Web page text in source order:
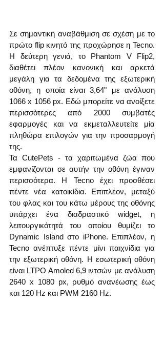
Σε σημαντική αναβάθμιση σε σχέση με το
πρώτο flip κινητό της προχώρησε η Tecno.
Η δεύτερη γενιά, το Phantom V Flip2,
διαθέτει πλέον κανονική και αρκετά
μεγάλη για τα δεδομένα της εξωτερική
οθόνη, η οποία είναι 3,64" με ανάλυση
1066 x 1056 px. Εδώ μπορείτε να ανοίξετε
περισσότερες από 2000 συμβατές
εφαρμογές και να εκμεταλλευτείτε μία
πληθώρα επιλογών για την προσαρμογή
της.
Τα CutePets - τα χαριτωμένα ζώα που
εμφανίζονται σε αυτήν την οθόνη έγιναν
περισσότερα. Η Tecno έχει προσθέσει
πέντε νέα κατοικίδια. Επιπλέον, μεταξύ
του φλας και του κάτω μέρους της οθόνης
υπάρχει ένα διαδραστικό widget, η
λειτουργικότητά του οποίου θυμίζει το
Dynamic Island στο iPhone. Επιπλέον, η
Tecno ανέπτυξε πέντε μίνι παιχνίδια για
την εξωτερική οθόνη. Η εσωτερική οθόνη
είναι LTPO Amoled 6,9 ιντσών με ανάλυση
2640 x 1080 px, ρυθμό ανανέωσης έως
και 120 Hz και PWM 2160 Hz.